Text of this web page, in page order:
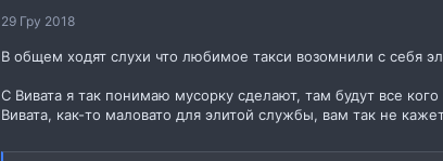
29 Гру 2018
В общем ходят слухи что любимое такси возомнили с себя
С Вивата я так понимаю мусорку сделают, там будут все
Вивата, как-то маловато для элитой службы, вам так не